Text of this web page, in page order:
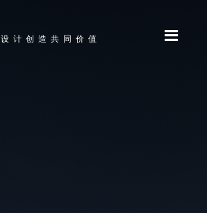
设计创造共同价值